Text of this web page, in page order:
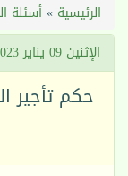
الرئيسية »أسئلة
الإثنين 09 يناير 2023 - 16 جمادى الثانية 1444هـ
حكم تأجير